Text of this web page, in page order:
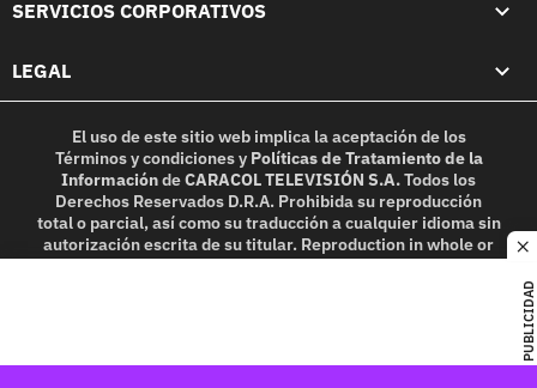
PUBLICIDAD
SERVICIOS CORPORATIVOS
LEGAL
El uso de este sitio web implica la aceptación de los
Términos y condicionesy Políticas de Tratamiento de la
InformacióndeCARACOL TELEVISIÓN S.A.Todos los
Derechos Reservados D.R.A. Prohibida su reproducción
total o parcial, así como su traducción a cualquier idioma sin
autorización escrita de su titular. Reproduction in whole or
in part, or translation without written permission is